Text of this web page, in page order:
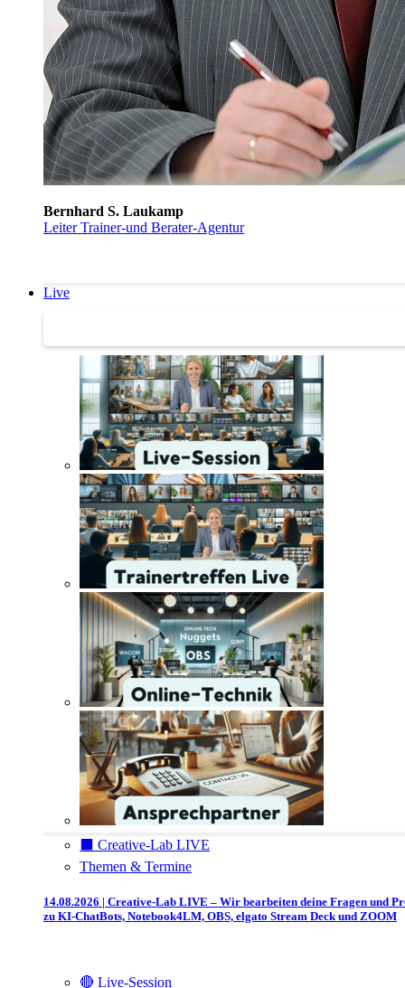
Bernhard S. Laukamp
Leiter Trainer-und Berater-Agentur
Live
⬛️ Creative-Lab LIVE
Themen & Termine
14.08.2026 | Creative-Lab LIVE – Wir bearbeiten deine Fragen und
zu KI-ChatBots, Notebook4LM, OBS, elgato Stream Deck und ZOOM
🔴 Live-Session